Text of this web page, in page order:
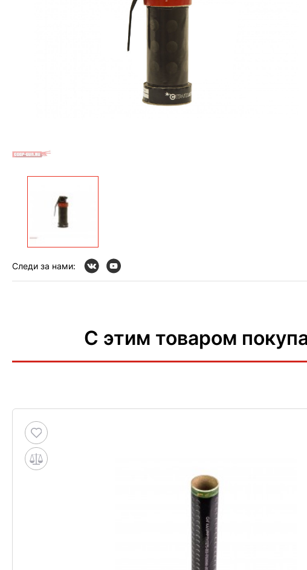
Следи за нами:
С этим товаром